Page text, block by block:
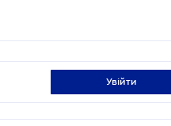
увійти